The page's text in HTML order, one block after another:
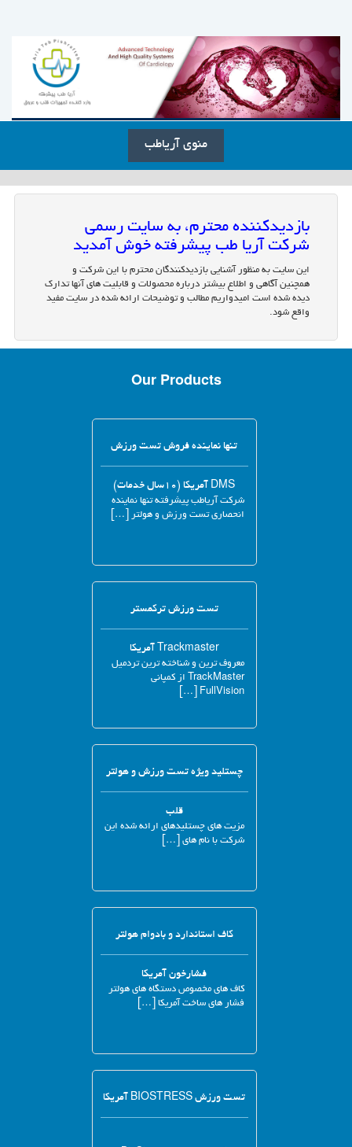
منوی آریاطب
بازدیدکننده محترم، به سایت رسمی
شرکت آریا طب پیشرفته خوش آمدید
این سایت به منظور آشنایی بازدیدکنندگان محترم با این شرکت و
همچنین آگاهی و اطلاع بیشتر درباره محصولات و قابلیت های آنها تدارک
دیده شده است امیدواریم مطالب و توضیحات ارائه شده در سایت مفید
واقع شود.
Our Products
تنها نماینده فروش تست ورزش
DMS آمریکا (۱۰سال خدمات)
شرکت آریاطب پیشرفته تنها نماینده
انحصاری تست ورزش و هولتر […]
تست ورزش ترکمستر
Trackmaster آمریکا
معروف ترین و شناخته ترین تردمیل
TrackMaster از کمپانی
FullVision […]
چستلید ویژه تست ورزش و هولتر
قلب
مزیت های چستلیدهای ارائه شده این
شرکت با نام های […]
کاف استاندارد و بادوام هولتر
فشارخون آمریکا
کاف های مخصوص دستگاه های هولتر
فشار های ساخت آمریکا […]
تست ورزش BIOSTRESS آمریکا